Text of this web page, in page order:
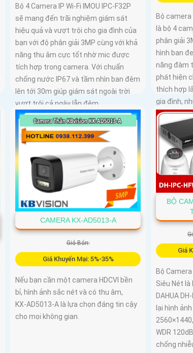
Bộ 4 Camera IP Wi-Fi IMOU IPC-F32P
sẽ mang đến trãi nghiệm giám sát
hiệu quả và vượt trội cho gia đình của
bạn với độ phân giải 3MP cùng với khả
năng thu âm cực tốt nhờ mic được
tích hợp trong camera. Với chuẩn
chống nước IP67 và tầm nhìn ban đêm
lên tới 30m giúp giám sát ngoài trời
vượt trội cả ngày lẫn đêm
Bộ
là bộ 4
phân giải
hình ban
năng đàm
phát hiện
thích hợp
gia đình,
camera
có thể
chiều.
CAMERA KX-AD5013-A
Giá Bán:
Giá Khuyến Mại: 5%-35%
Nếu bạn cần một camera HDCVI bền
bỉ, hình ảnh sắc nét và có thu âm,
KX‑AD5013‑A là lựa chọn đáng tin cậy
cho mọi không gian.
BỘ
Giá
Bộ
Siêu Nét là
DAHUA
lại hình
WDR
chống